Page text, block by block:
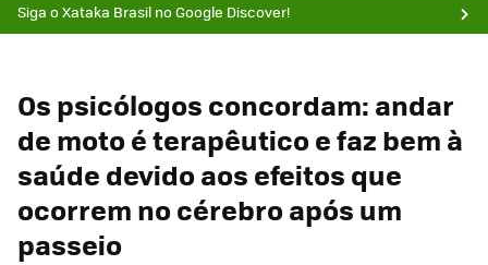
Siga o Xataka Brasil no Google Discover!
Os psicólogos concordam: andar
de moto é terapêutico e faz bem à
saúde devido aos efeitos que
ocorrem no cérebro após um
passeio